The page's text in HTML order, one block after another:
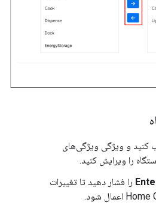
کنید و ویژگی ویژگی‌های
را ویرایش کنید.
را فشار دهید تا تغییرات
Home اعمال شود.